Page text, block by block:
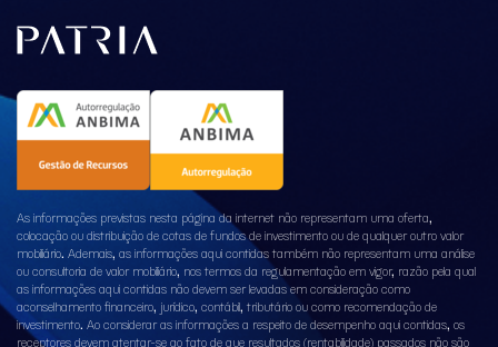
As informações previstas nesta página da internet não representam uma oferta,
colocação ou distribuição de cotas de fundos de investimento ou de qualquer outro valor
mobiliário. Ademais, as informações aqui contidas também não representam uma análise
ou consultoria de valor mobiliário, nos termos da regulamentação em vigor, razão pela qual
as informações aqui contidas não devem ser levadas em consideração como
aconselhamento financeiro, jurídico, contábil, tributário ou como recomendação de
investimento. Ao considerar as informações a respeito de desempenho aqui contidas, os
receptores devem atentar-se ao fato de que resultados (rentabilidade) passados não são